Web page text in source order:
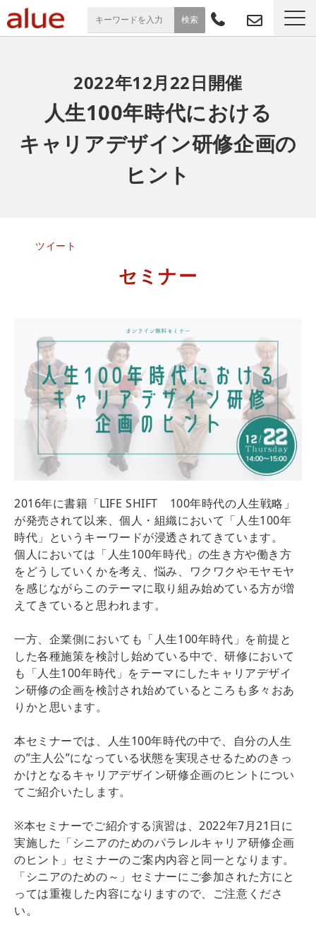
導入事例
お役立ち情報
セミナー
2022年12月22日開催
人生100年時代における
キャリアデザイン研修企画の
ヒント
ツイート
セミナー
2016年に書籍「LIFE SHIFT 100年時代の人生戦略」
が発売されて以来、個人・組織において「人生100年
時代」というキーワードが浸透されてきています。
個人においては「人生100年時代」の生き方や働き方
をどうしていくかを考え、悩み、ワクワクやモヤモヤ
を感じながらこのテーマに取り組み始めている方が増
えてきていると思われます。
一方、企業側においても「人生100年時代」を前提と
した各種施策を検討し始めている中で、研修において
も「人生100年時代」をテーマにしたキャリアデザイ
ン研修の企画を検討され始めているところも多々おあ
りかと思います。
本セミナーでは、人生100年時代の中で、自分の人生
の”主人公”になっている状態を実現させるためのきっ
かけとなるキャリアデザイン研修企画のヒントについ
てご紹介いたします。
※本セミナーでご紹介する演習は、2022年7月21日に
実施した「シニアのためのパラレルキャリア研修企画
のヒント」セミナーのご案内内容と同一となります。
「シニアのための～」セミナーにご参加された方にと
っては重複した内容になりますので、ご注意くださ
い。